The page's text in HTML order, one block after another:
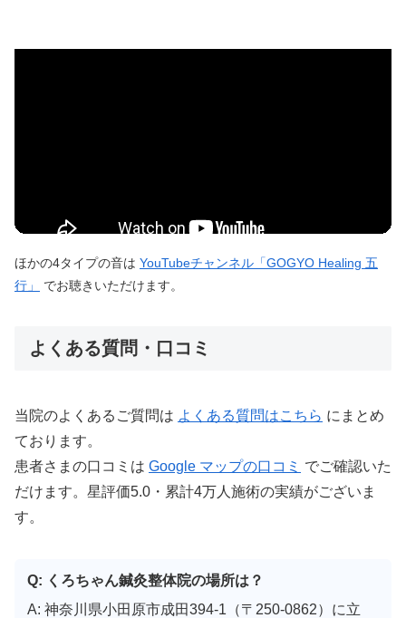
ほかの4タイプの音は YouTubeチャンネル「GOGYO Healing 五
行」
でお聴きいただけます。
よくある質問・口コミ
当院のよくあるご質問は よくある質問はこちら にまとめ
ております。
患者さまの口コミは Google マップの口コミ でご確認いた
だけます。星評価5.0・累計4万人施術の実績がございま
す。
Q: くろちゃん鍼灸整体院の場所は？
A: 神奈川県小田原市成田394-1（〒250-0862）に立